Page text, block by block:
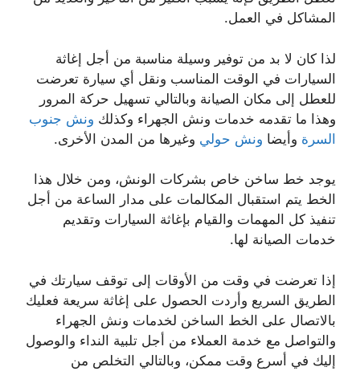
المشاكل في العمل.
لذا كان لا بد من توفير وسيلة مناسبة من أجل إغاثة
السيارات في الوقت المناسب ونقل أي سيارة تعرضت
للعطل إلى مكان الصيانة وبالتالي تسهيل حركة المرور
وهذا ما تقدمه خدمات ونش الجهراء وكذلك ونش جنوب
السرة وأيضا ونش حولي وغيرها من المدن الأخرى.
يوجد خط ساخن خاص بشركات الونش، ومن خلال هذا
الخط يتم استقبال المكالمات على مدار الساعة من أجل
تنفيذ كل المهمات والقيام بإغاثة السيارات وتقديم
خدمات الصيانة لها.
إذا تعرضت في وقت من الأوقات إلى توقف سيارتك في
الطريق السريع وأردت الحصول على إغاثة سريعة فعليك
بالاتصال على الخط الساخن لخدمات ونش الجهراء
والتواصل مع خدمة العملاء من أجل تلبية النداء والوصول
إليك في أسرع وقت ممكن، وبالتالي التخلص من